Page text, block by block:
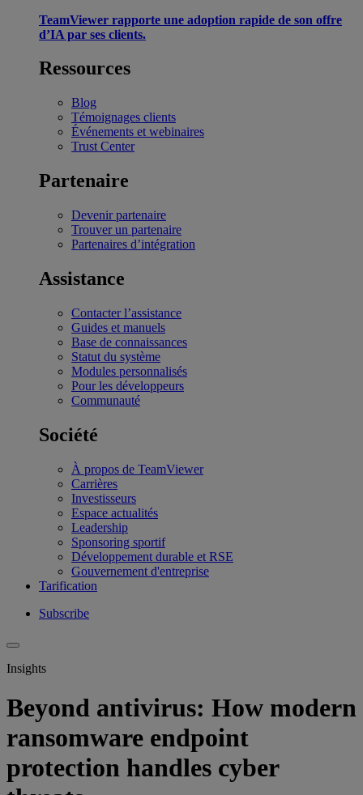
TeamViewer rapporte une adoption rapide de son offre
d’IA par ses clients.
Ressources
Blog
Témoignages clients
Événements et webinaires
Trust Center
Partenaire
Devenir partenaire
Trouver un partenaire
Partenaires d’intégration
Assistance
Contacter l’assistance
Guides et manuels
Base de connaissances
Statut du système
Modules personnalisés
Pour les développeurs
Communauté
Société
À propos de TeamViewer
Carrières
Investisseurs
Espace actualités
Leadership
Sponsoring sportif
Développement durable et RSE
Gouvernement d'entreprise
Tarification
Subscribe
Insights
Beyond antivirus: How modern
ransomware endpoint
protection handles cyber